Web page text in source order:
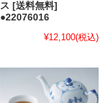
ス [送料無料]
●22076016
¥12,100(税込)